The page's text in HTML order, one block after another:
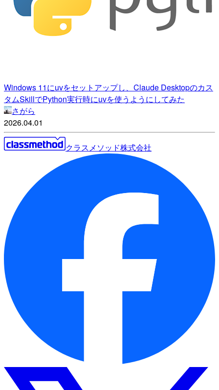
Windows 11にuvをセットアップし、Claude Desktopのカス
タムSkillでPython実行時にuvを使うようにしてみた
さがら
2026.04.01
クラスメソッド株式会社